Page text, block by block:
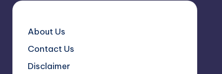
About Us
Contact Us
Disclaimer